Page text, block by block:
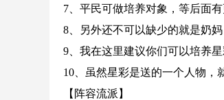
7、平民可做培养对象，等后面
8、另外还不可以缺少的就是奶
9、我在这里建议你们可以培养
10、虽然星彩是送的一个人物
【阵容流派】